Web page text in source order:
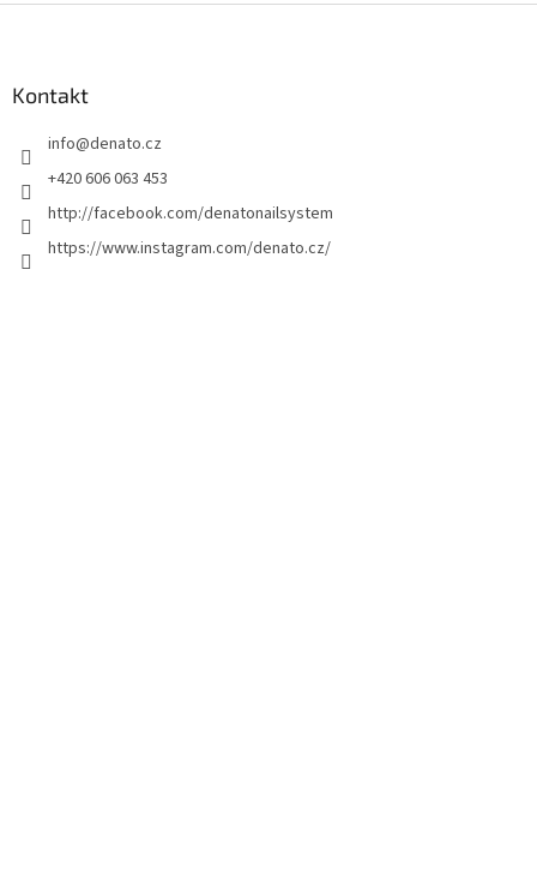
Kontakt
info@denato.cz
+420 606 063 453
http://facebook.com/denatonailsystem
https://www.instagram.com/denato.cz/